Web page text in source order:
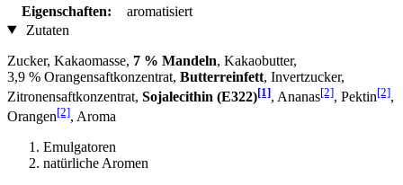
Eigenschaften:
aromatisiert
Zutaten
Zucker, Kakaomasse, 7 % Mandeln, Kakaobutter,
3,9 % Orangensaftkonzentrat, Butterreinfett, Invertzucker,
Zitronensaftkonzentrat, Sojalecithin (E322)[1], Ananas[2], Pektin[2],
Orangen[2], Aroma
Emulgatoren
natürliche Aromen